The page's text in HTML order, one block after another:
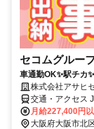
セコムグルー
車通勤OK✨駅チカ
株式会社アサヒ
交通・アクセス
月給227,400円
大阪府大阪市北